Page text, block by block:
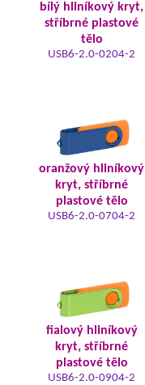
bílý hliníkový kryt,
stříbrné plastové
tělo
USB6-2.0-0204-2
oranžový hliníkový
kryt, stříbrné
plastové tělo
USB6-2.0-0704-2
fialový hliníkový
kryt, stříbrné
plastové tělo
USB6-2.0-0904-2